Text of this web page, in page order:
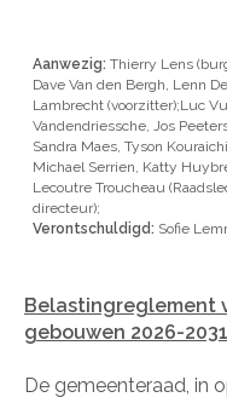
Aanwezig: Thierry Lens
Dave Van den Bergh, Lenn
Lambrecht (voorzitter);Luc
Vandendriessche, Jos
Sandra Maes, Tyson
Michael Serrien, Katty
Lecoutre Troucheau
directeur);
Verontschuldigd: Sofie
Belastingreglement
gebouwen 2026-
De gemeenteraad, in